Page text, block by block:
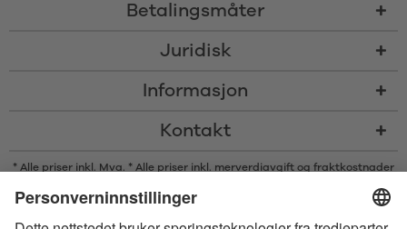
Betalingsmåter
Juridisk
Informasjon
Kontakt
* Alle priser inkl. Mva. * Alle priser inkl. merverdiavgift og fraktkostnader
* Bluetooth®s ordmerke og logoer er registrerte varemerker som eies av